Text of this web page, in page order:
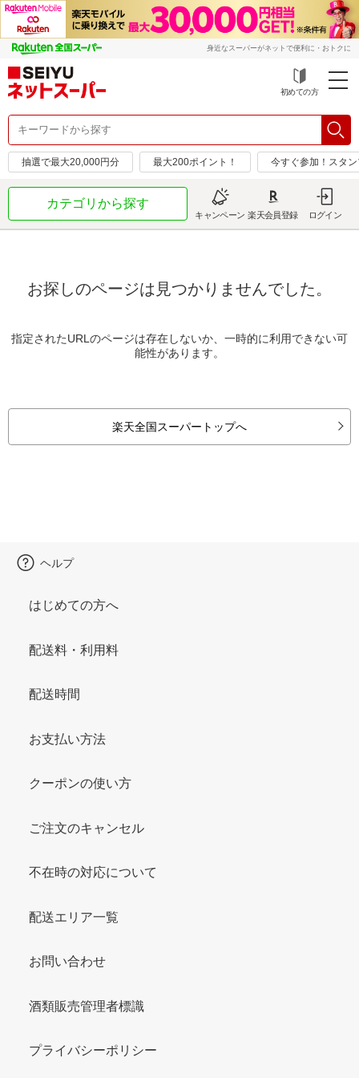
身近なスーパーがネットで便利に・おトクに
初めての方
抽選で最大20,000円分 最大200ポイント！ 今すぐ参加！スタ
カテゴリから探す
キャンペーン 楽天会員登録 ログイン
お探しのページは見つかりませんでした。
指定されたURLのページは存在しないか、一時的に利用できない可
能性があります。
楽天全国スーパートップへ
ヘルプ
はじめての方へ
配送料・利用料
配送時間
お支払い方法
クーポンの使い方
ご注文のキャンセル
不在時の対応について
配送エリア一覧
お問い合わせ
酒類販売管理者標識
プライバシーポリシー